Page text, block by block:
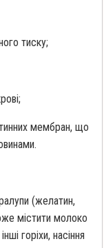
тиску;
мембран, що
(желатин,
містити молоко
горіхи, насіння